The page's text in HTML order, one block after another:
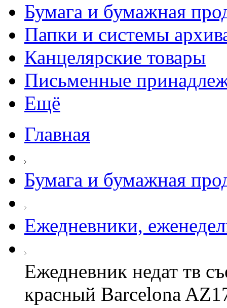
Бумага и бумажная
Папки и системы
Канцелярские товары
Письменные
Ещё
Главная
Бумага и бумажная
Ежедневники,
Ежедневник недат тв
красный Barcelona